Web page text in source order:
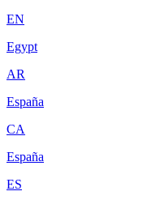
EN
Egypt
AR
España
CA
España
ES